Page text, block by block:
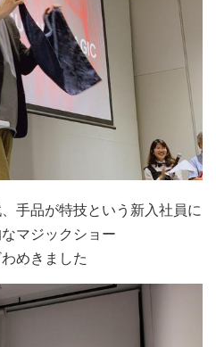
手品が特技という新入社員に
マジックショー
めきました